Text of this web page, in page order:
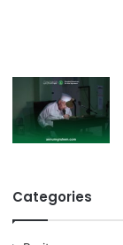
Categories